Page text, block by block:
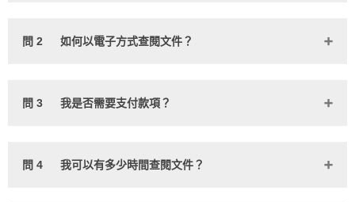
問 2 如何以電子方式查閱文件？
問 3 我是否需要支付款項？
問 4 我可以有多少時間查閱文件？